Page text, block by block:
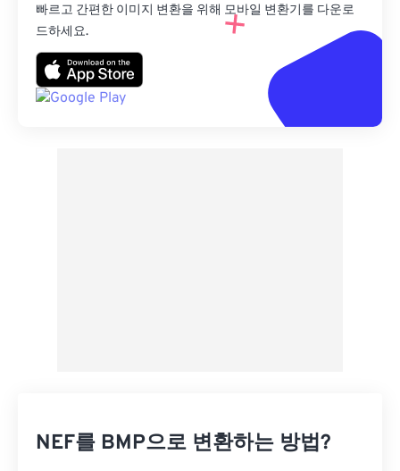
빠르고 간편한 이미지 변환을 위해 모바일 변환기를 다운로
드하세요.
NEF를 BMP으로 변환하는 방법?